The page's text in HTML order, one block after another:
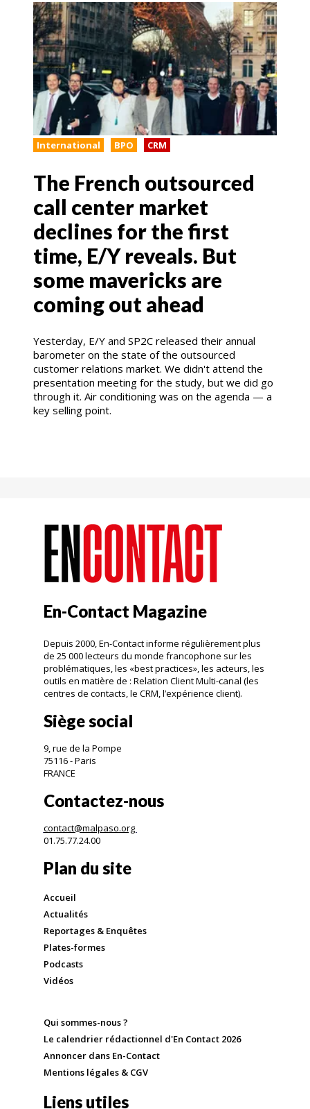
International BPO CRM
The French outsourced
call center market
declines for the first
time, E/Y reveals. But
some mavericks are
coming out ahead
Yesterday, E/Y and SP2C released their annual
barometer on the state of the outsourced
customer relations market. We didn't attend the
presentation meeting for the study, but we did go
through it. Air conditioning was on the agenda — a
key selling point.
En-Contact Magazine
Depuis 2000, En-Contact informe régulièrement plus
de 25 000 lecteurs du monde francophone sur les
problématiques, les «best practices», les acteurs, les
outils en matière de : Relation Client Multi-canal (les
centres de contacts, le CRM, l’expérience client).
Siège social
9, rue de la Pompe
75116 - Paris
FRANCE
Contactez-nous
contact@malpaso.org
01.75.77.24.00
Plan du site
Accueil
Actualités
Reportages & Enquêtes
Plates-formes
Podcasts
Vidéos
Qui sommes-nous ?
Le calendrier rédactionnel d'En Contact 2026
Annoncer dans En-Contact
Mentions légales & CGV
Liens utiles